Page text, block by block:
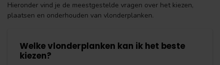
Hieronder vind je de meestgestelde vragen over het kiezen,
plaatsen en onderhouden van vlonderplanken.
Welke vlonderplanken kan ik het beste
kiezen?